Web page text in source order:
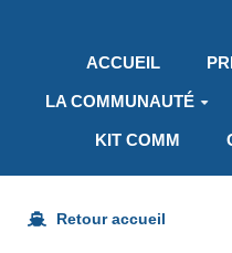
ACCUEIL
LA COMMUNAUTÉ
KIT COMM
Retour accueil